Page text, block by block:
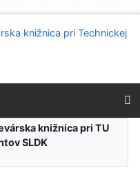
knižnica pri TU
SLDK